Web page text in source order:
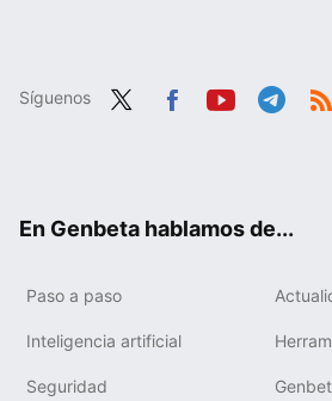
Síguenos
En Genbeta hablamos de...
Paso a paso
Inteligencia artificial
Seguridad